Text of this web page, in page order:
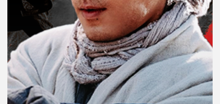
เพลง
บทความ
ข่าว